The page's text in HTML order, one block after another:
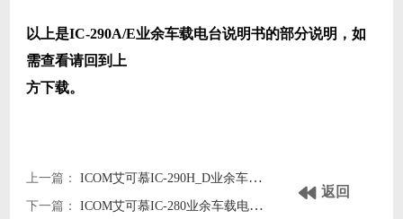
以上是IC-290A/E业余车载电台说明书的部分说明，如
需查看请回到上
方下载。
上一篇：
ICOM艾可慕IC-290H_D业余车载电台icom209h英文说明书
下一篇：
ICOM艾可慕IC-280业余车载电台icom280英文说明书
返回